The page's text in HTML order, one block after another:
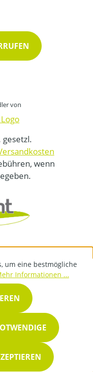
von
gesetzl.
wenn
um eine bestmögliche
Informationen ...